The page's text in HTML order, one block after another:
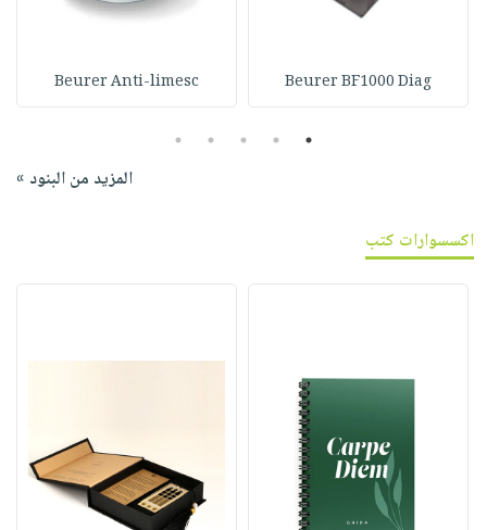
Beurer BF1000 Diag
Beurer Anti-limesc
1
2
3
4
5
المزيد من البنود »
اكسسوارات كتب